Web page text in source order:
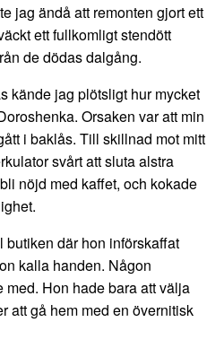
jag ändå att remonten gjort ett
ett fullkomligt stendött
de dödas dalgång.
kände jag plötsligt hur mycket
Orsaken var att min
i baklås. Till skillnad mot mitt
svårt att sluta alstra
nöjd med kaffet, och kokade
butiken där hon införskaffat
kalla handen. Någon
Hon hade bara att välja
att gå hem med en övernitisk